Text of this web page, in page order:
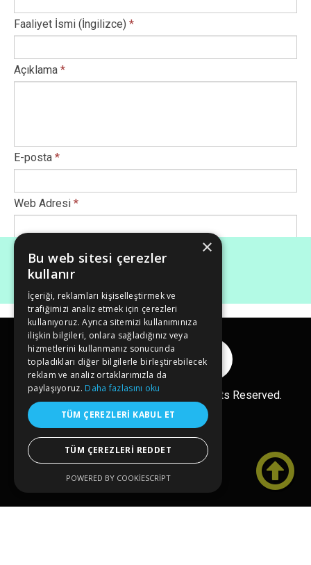

Faaliyet İsmi (İngilizce) *
Açıklama *
E-posta *
Web Adresi *
Afiş Ekle
Maksimum dosya boyutu (Mb): 50
Ücretsiz Ekle
Reklam Ver
Copyright© 2026 kongreler.net All Rights Reserved.
×
Bu web sitesi çerezler
kullanır
İçeriği, reklamları kişiselleştirmek ve
trafiğimizi analiz etmek için çerezleri
kullanıyoruz. Ayrıca sitemizi kullanımınıza
ilişkin bilgileri, onlara sağladığınız veya
hizmetlerini kullanmanız sonucunda
topladıkları diğer bilgilerle birleştirebilecek
reklam ve analiz ortaklarımızla da
paylaşıyoruz. Daha fazlasını oku
TÜM ÇEREZLERI KABUL ET
TÜM ÇEREZLERI REDDET
POWERED BY COOKIESCRIPT